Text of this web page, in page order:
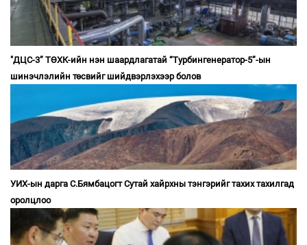
"ДЦС-3” ТӨХК-ийн нэн шаардлагатай “Турбингенератор-5”-ын
шинэчлэлийн төсвийг шийдвэрлэхээр болов
УИХ-ын дарга С.Бямбацогт Сутай хайрхны тэнгэрийг тахих тахилгад
оролцлоо